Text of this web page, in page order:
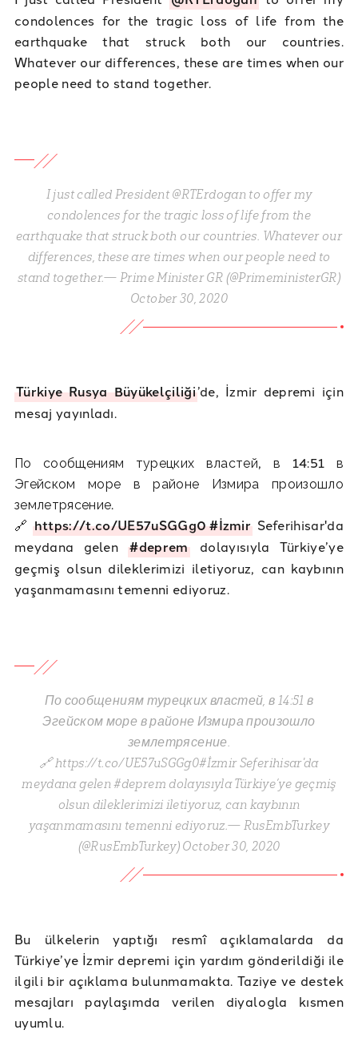
condolences for the tragic loss of life from the
earthquake that struck both our countries.
Whatever our differences, these are times when our
people need to stand together.
I just called President @RTErdogan to offer my
condolences for the tragic loss of life from the
earthquake that struck both our countries. Whatever our
differences, these are times when our people need to
stand together.— Prime Minister GR (@PrimeministerGR)
October 30, 2020
Türkiye Rusya Büyükelçiliği’de, İzmir depremi için
mesaj yayınladı.
По сообщениям турецких властей, в 14:51 в
Эгейском море в районе Измира произошло
землетрясение.
🔗 https://t.co/UE57uSGGg0#İzmir Seferihisar'da
meydana gelen#depremdolayısıyla Türkiye’ye
geçmiş olsun dileklerimizi iletiyoruz, can kaybının
yaşanmamasını temenni ediyoruz.
По сообщениям турецких властей, в 14:51 в
Эгейском море в районе Измира произошло
землетрясение.
🔗 https://t.co/UE57uSGGg0#İzmir Seferihisar'da
meydana gelen #deprem dolayısıyla Türkiye’ye geçmiş
olsun dileklerimizi iletiyoruz, can kaybının
yaşanmamasını temenni ediyoruz.— RusEmbTurkey
(@RusEmbTurkey) October 30, 2020
Bu ülkelerin yaptığı resmî açıklamalarda da
Türkiye’ye İzmir depremi için yardım gönderildiği ile
ilgili bir açıklama bulunmamakta. Taziye ve destek
mesajları paylaşımda verilen diyalogla kısmen
uyumlu.